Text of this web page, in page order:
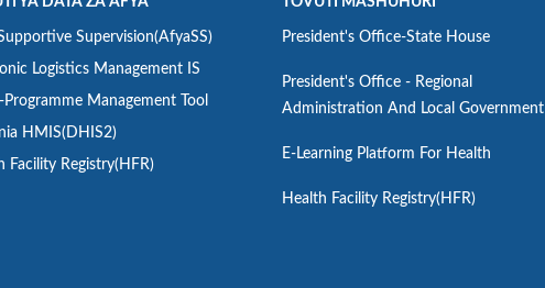
Supervision(AfyaSS)
Logistics Management IS
Programme Management Tool
HMIS(DHIS2)
Facility Registry(HFR)
President's Office-State House
President's Office - Regional
Administration And Local Government
E-Learning Platform For Health
Health Facility Registry(HFR)